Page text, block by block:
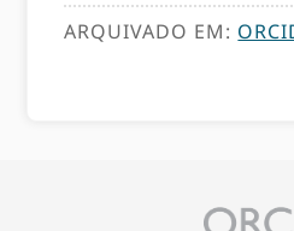
ARQUIVADO EM: